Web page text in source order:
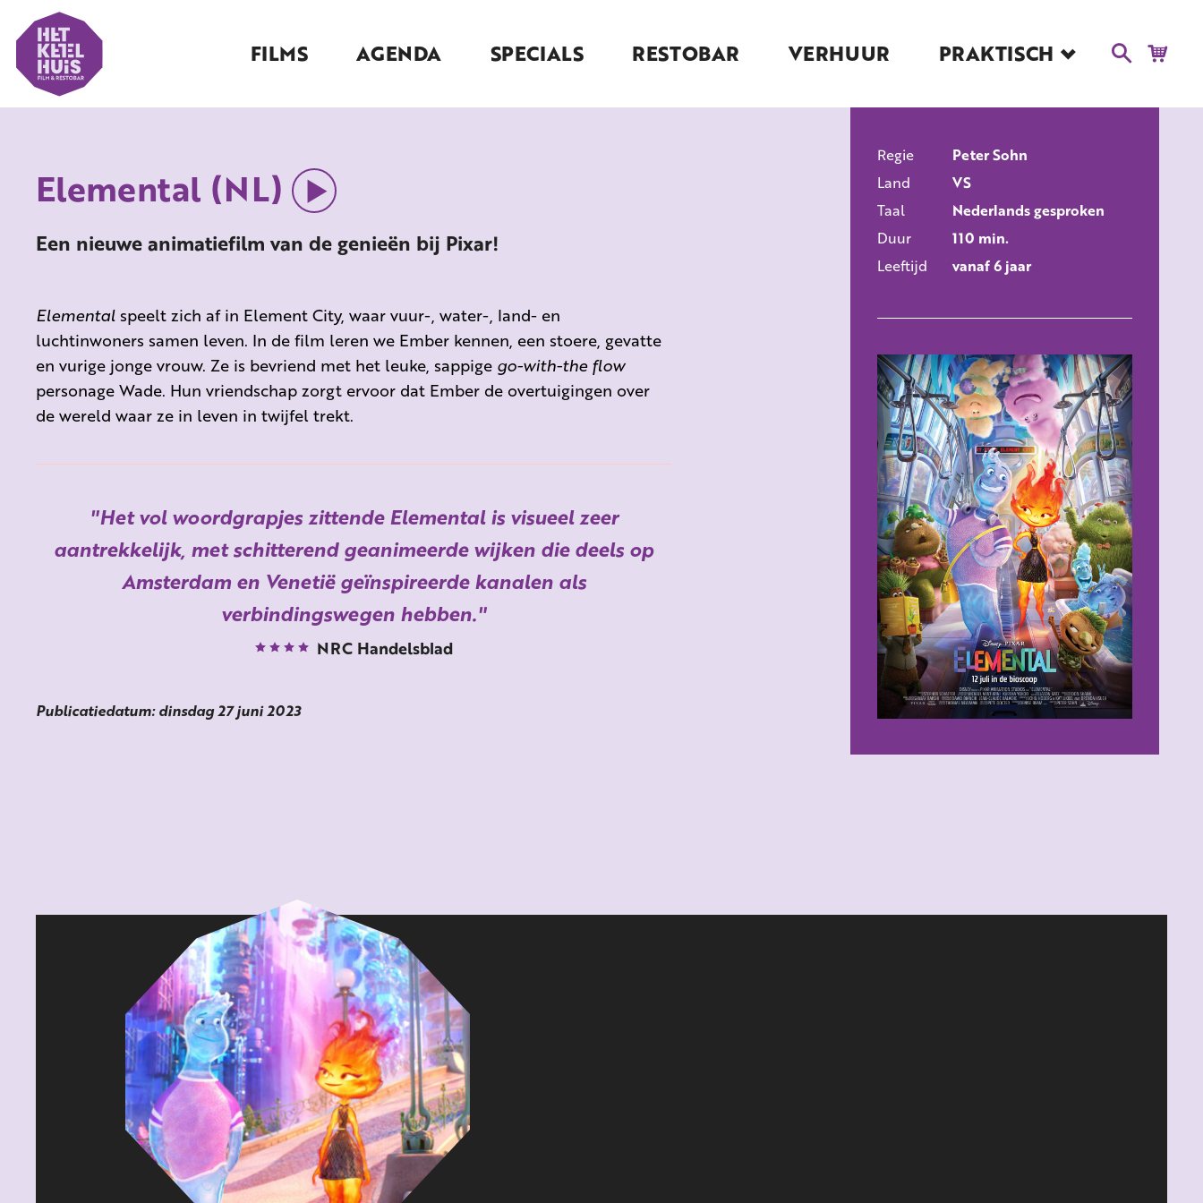
FILMS AGENDA SPECIALS RESTOBAR VERHUUR PRAKTISCH
Blog
Educatie
Kaartverkoop en
Tarieven
Over Het Ketelhuis
Vacatures
Elemental (NL)
Een nieuwe animatiefilm van de genieën bij Pixar!
Elemental speelt zich af in Element City, waar vuur-, water-, land- en
luchtinwoners samen leven. In de film leren we Ember kennen, een stoere, gevatte
en vurige jonge vrouw. Ze is bevriend met het leuke, sappige go-with-the flow
personage Wade. Hun vriendschap zorgt ervoor dat Ember de overtuigingen over
de wereld waar ze in leven in twijfel trekt.
Het vol woordgrapjes zittende Elemental is visueel zeer
aantrekkelijk, met schitterend geanimeerde wijken die deels op
Amsterdam en Venetië geïnspireerde kanalen als
verbindingswegen hebben.
NRC Handelsblad
Publicatiedatum: dinsdag 27 juni 2023
ALLE FILMS
Regie
Peter Sohn
Land
VS
Taal
Nederlands gesproken
Duur
110 min.
Leeftijd
vanaf 6 jaar